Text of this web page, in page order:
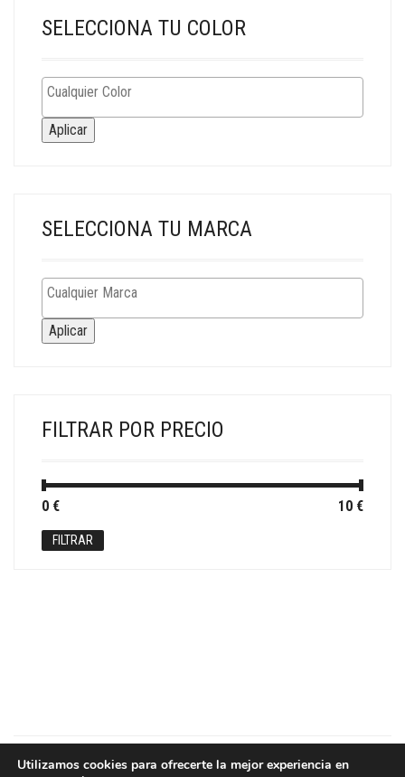
SELECCIONA TU COLOR
Aplicar
SELECCIONA TU MARCA
Aplicar
FILTRAR POR PRECIO
Precio
Precio
FILTRAR
0 € 10 €
Utilizamos cookies para ofrecerte la mejor experiencia en